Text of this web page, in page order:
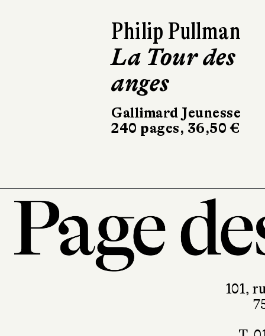
Philip Pullman
La Tour des
anges
Gallimard Jeunesse
240 pages, 36,50 €
101,